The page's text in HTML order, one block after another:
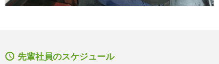
先輩社員のスケジュール